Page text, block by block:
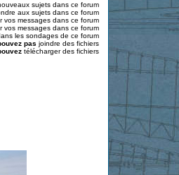
sujets dans ce forum
aux sujets dans ce forum
vos messages dans ce forum
vos messages dans ce forum
les sondages de ce forum
pas joindre des fichiers
télécharger des fichiers